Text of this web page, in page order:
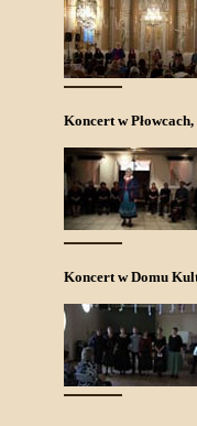
Koncert w
Koncert w Domu